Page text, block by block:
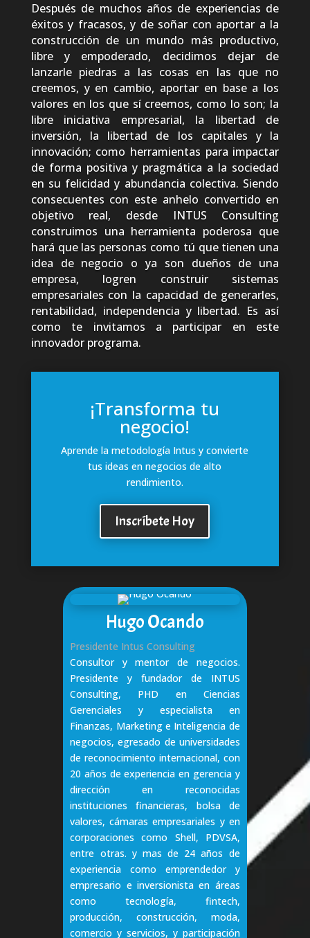
Después de muchos años de experiencias de
éxitos y fracasos, y de soñar con aportar a la
construcción de un mundo más productivo,
libre y empoderado, decidimos dejar de
lanzarle piedras a las cosas en las que no
creemos, y en cambio, aportar en base a los
valores en los que sí creemos, como lo son; la
libre iniciativa empresarial, la libertad de
inversión, la libertad de los capitales y la
innovación; como herramientas para impactar
de forma positiva y pragmática a la sociedad
en su felicidad y abundancia colectiva. Siendo
consecuentes con este anhelo convertido en
objetivo real, desde INTUS Consulting
construimos una herramienta poderosa que
hará que las personas como tú que tienen una
idea de negocio o ya son dueños de una
empresa, logren construir sistemas
empresariales con la capacidad de generarles,
rentabilidad, independencia y libertad. Es así
como te invitamos a participar en este
innovador programa.
¡Transforma tu
negocio!
Aprende la metodología Intus y convierte
tus ideas en negocios de alto
rendimiento.
Inscríbete Hoy
Hugo Ocando
Presidente Intus Consulting
Consultor y mentor de negocios.
Presidente y fundador de INTUS
Consulting, PHD en Ciencias
Gerenciales y especialista en
Finanzas, Marketing e Inteligencia de
negocios, egresado de universidades
de reconocimiento internacional, con
20 años de experiencia en gerencia y
dirección en reconocidas
instituciones financieras, bolsa de
valores, cámaras empresariales y en
corporaciones como Shell, PDVSA,
entre otras. y mas de 24 años de
experiencia como emprendedor y
empresario e inversionista en áreas
como tecnología, fintech,
producción, construcción, moda,
comercio y servicios, y participación